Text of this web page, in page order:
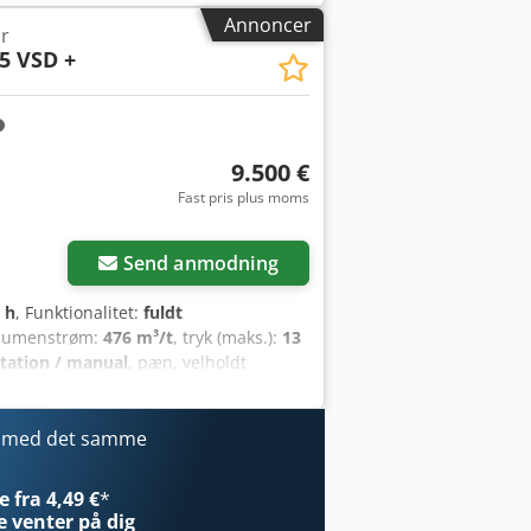
2.855 timer * Hydrauliktilslutninger
* 32 liters AdBlue-tank *
* Maks. km/t * Arbejdslygte *
mulige fejl i annoncen: På
fejl i teksten eller
Alle oplysninger er uden
spørgsmål besvaret.
Annoncer
Anmod om flere
VSD +
9.500 €
Fast pris plus moms
Send anmodning
h, Funktionalitet: fuldt
476 m³/t, tryk (maks.): 13
/ manual, pæn, velholdt
det samme
fra 4,49 €*
venter på dig